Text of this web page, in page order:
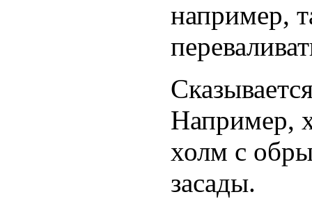
например,
Например,
холм с
засады.